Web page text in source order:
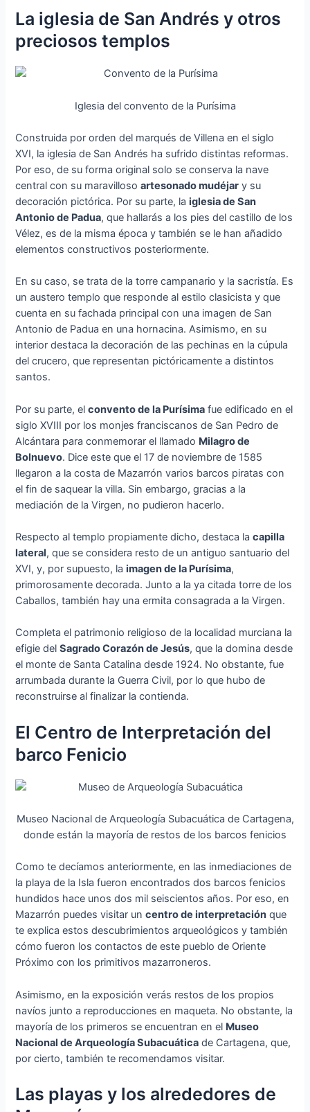
La iglesia de San Andrés y otros
preciosos templos
Iglesia del convento de la Purísima
Construida por orden del marqués de Villena en el siglo
XVI, la iglesia de San Andrés ha sufrido distintas reformas.
Por eso, de su forma original solo se conserva la nave
central con su maravillosoartesonado mudéjar y su
decoración pictórica. Por su parte, laiglesia de San
Antonio de Padua, que hallarás a los pies del castillo de los
Vélez, es de la misma época y también se le han añadido
elementos constructivos posteriormente.
En su caso, se trata de la torre campanario y la sacristía. Es
un austero templo que responde al estilo clasicista y que
cuenta en su fachada principal con una imagen de San
Antonio de Padua en una hornacina. Asimismo, en su
interior destaca la decoración de las pechinas en la cúpula
del crucero, que representan pictóricamente a distintos
santos.
Por su parte, elconvento de la Purísima fue edificado en el
siglo XVIII por los monjes franciscanos de San Pedro de
Alcántara para conmemorar el llamado Milagro de
Bolnuevo. Dice este que el 17 de noviembre de 1585
llegaron a la costa de Mazarrón varios barcos piratas con
el fin de saquear la villa. Sin embargo, gracias a la
mediación de la Virgen, no pudieron hacerlo.
Respecto al templo propiamente dicho, destaca lacapilla
lateral, que se considera resto de un antiguo santuario del
XVI, y, por supuesto, laimagen de la Purísima,
primorosamente decorada. Junto a la ya citada torre de los
Caballos, también hay una ermita consagrada a la Virgen.
Completa el patrimonio religioso de la localidad murciana la
efigie delSagrado Corazón de Jesús, que la domina desde
el monte de Santa Catalina desde 1924. No obstante, fue
arrumbada durante la Guerra Civil, por lo que hubo de
reconstruirse al finalizar la contienda.
El Centro de Interpretación del
barco Fenicio
Museo Nacional de Arqueología Subacuática de Cartagena,
donde están la mayoría de restos de los barcos fenicios
Como te decíamos anteriormente, en las inmediaciones de
la playa de la Isla fueron encontrados dos barcos fenicios
hundidos hace unos dos mil seiscientos años. Por eso, en
Mazarrón puedes visitar uncentro de interpretación que
te explica estos descubrimientos arqueológicos y también
cómo fueron los contactos de este pueblo de Oriente
Próximo con los primitivos mazarroneros.
Asimismo, en la exposición verás restos de los propios
navíos junto a reproducciones en maqueta. No obstante, la
mayoría de los primeros se encuentran en el Museo
Nacional de Arqueología Subacuática de Cartagena, que,
por cierto, también te recomendamos visitar.
Las playas y los alrededores de